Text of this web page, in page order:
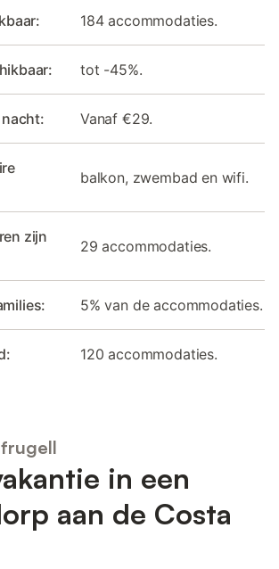
184 accommodaties.
tot -45%.
Vanaf €29.
balkon, zwembad en wifi.
zijn
29 accommodaties.
5% van de accommodaties.
120 accommodaties.
in een
aan de Costa